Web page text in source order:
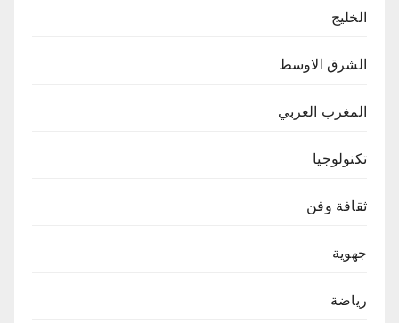
الخليج
الشرق الاوسط
المغرب العربي
تكنولوجيا
ثقافة وفن
جهوية
رياضة